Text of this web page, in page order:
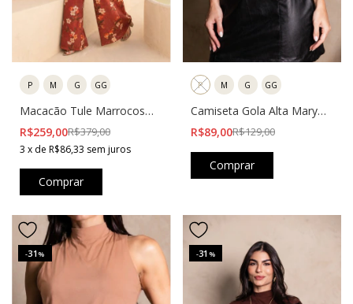
P M G GG
Macacão Tule Marrocos
Terracota
R$259,00R$379,00
3 x de R$86,33 sem juros
Comprar
P M G GG
Camiseta Gola Alta Mary
Marrom
R$89,00R$129,00
Comprar
-31 % -31 %